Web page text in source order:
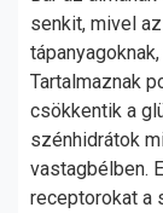
senkit, mivel
Tartalmaznak
csökkentik a
szénhidrátok
vastagbélben.
receptorokat a